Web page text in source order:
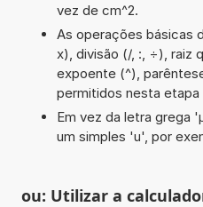
vez de cm^2.
As operações básicas
x), divisão (/, :, ÷), raiz
expoente (^),
permitidos nesta etapa
Em vez da letra grega
um simples 'u', por
ou: Utilizar a